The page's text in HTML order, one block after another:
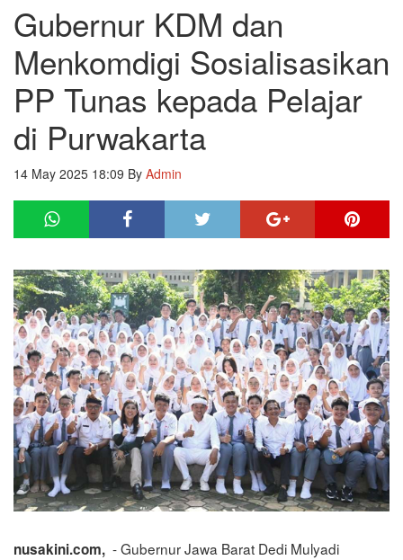
Gubernur KDM dan
Menkomdigi Sosialisasikan
PP Tunas kepada Pelajar
di Purwakarta
14 May 2025 18:09 By Admin
nusakini.com, - Gubernur Jawa Barat Dedi Mulyadi